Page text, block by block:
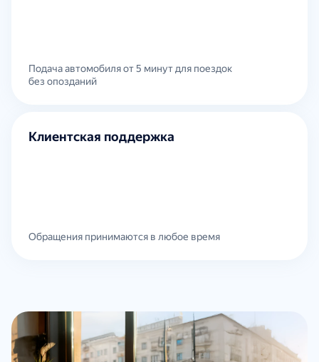
Подача автомобиля от 5 минут для поездок
без опозданий
Клиентская поддержка
Обращения принимаются в любое время